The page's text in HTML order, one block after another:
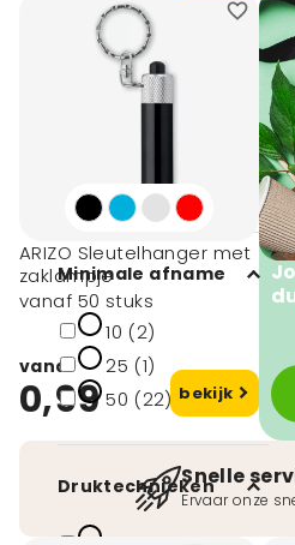
Zwart (15)
Blauw (11)
toon meer
Minimale afname
10 (2)
25 (1)
50 (22)
Druktechnieken
ARIZO Sleutelhanger met
zaklampje
vanaf 50 stuks
vanaf
0,99 bekijk
Snelle
Ervaar onze